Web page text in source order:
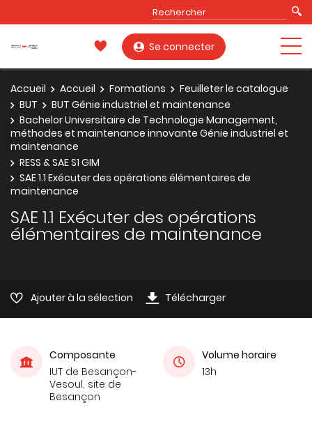
Se connecter
Accueil Accueil Formations
Feuilleter le catalogue
BUT
BUT Génie industriel et maintenance
Bachelor Universitaire de Technologie Management,
méthodes et maintenance innovante Génie industriel et
maintenance
RESS & SAE S1 GIM
SAE 1.1 Exécuter des opérations élémentaires de
maintenance
SAE 1.1 Exécuter des opérations
élémentaires de maintenance
Ajouter à la sélection Télécharger
Composante
IUT de Besançon-
Vesoul, site de
Besançon
Volume horaire
13h